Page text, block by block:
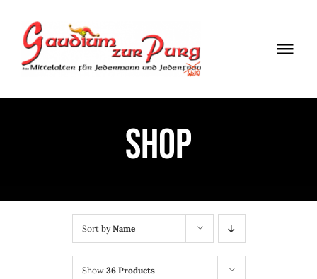
content
Shop
Sort byName
Show 36 Products